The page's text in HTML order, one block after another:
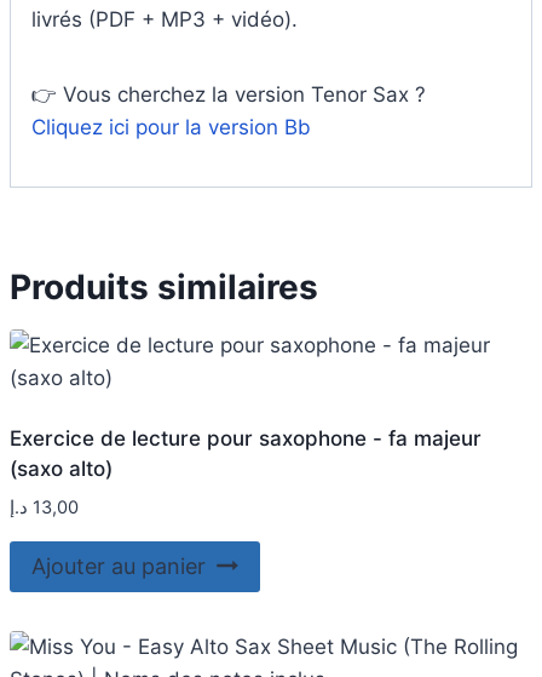
livrés (PDF + MP3 + vidéo).
👉 Vous cherchez la version Tenor Sax ?
Cliquez ici pour la version Bb
Produits similaires
Exercice de lecture pour saxophone - fa majeur
(saxo alto)
13,00 د.إ
Ajouter au panier